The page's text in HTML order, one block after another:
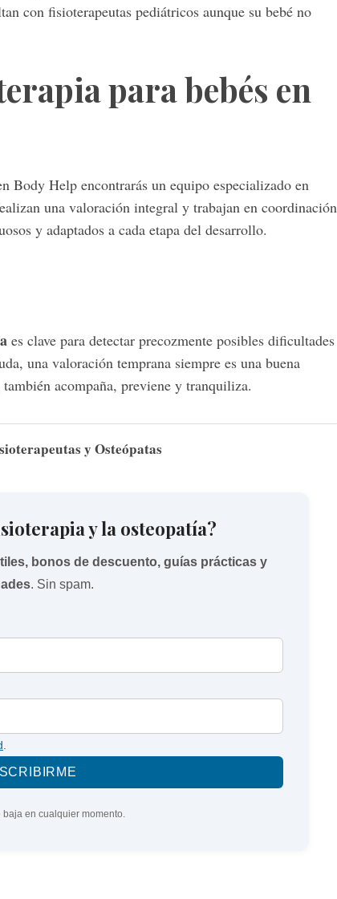
con fisioterapeutas pediátricos aunque su bebé no
para bebés en
Body Help encontrarás un equipo especializado en
una valoración integral y trabajan en coordinación
y adaptados a cada etapa del desarrollo.
es clave para detectar precozmente posibles dificultades
una valoración temprana siempre es una buena
acompaña, previene y tranquiliza.
y Osteópatas
y la osteopatía?
bonos de descuento, guías prácticas y
. Sin spam.
baja en cualquier momento.